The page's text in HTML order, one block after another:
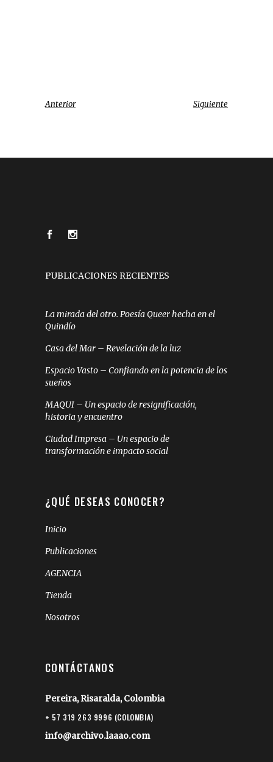
Anterior Siguiente
PUBLICACIONES RECIENTES
La mirada del otro. Poesía Queer hecha en el
Quindío
Casa del Mar – Revelación de la luz
Espacio Vasto – Confiando en la potencia de los
sueños
MAQUI – Un espacio de resignificación,
historia y encuentro
Ciudad Impresa – Un espacio de
transformación e impacto social
¿QUÉ DESEAS CONOCER?
Inicio
Publicaciones
AGENCIA
Tienda
Nosotros
CONTÁCTANOS
Pereira, Risaralda, Colombia
+ 57 319 263 9996 (COLOMBIA)
info@archivo.laaao.com